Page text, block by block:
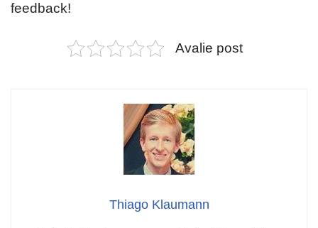
feedback!
Avalie post
Thiago Klaumann